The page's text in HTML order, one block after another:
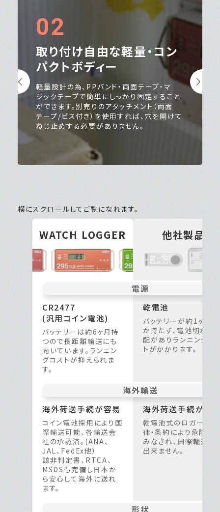
03
IP67防水機能
（NFCタイプ）
NFCタイプは、標準でIP67防水規格に準
拠。粉塵が内部に侵入せず、水深1メートル
の水中に30分間つけても機器に影響を受け
ません。NFCタイプをご利用頂くことで様々
な環境での測定をサポートします。
横にスクロールしてご覧になれます。
他社製品
乾電池
バッテリーが約1ヶ月し
か持たず、電池切れの
配がありランニングコ
トがかかります。
海外荷送手続が困
乾電池式のロガーは法
律・条約により危険物
みなされ、国際輸送が
出来ません。
WATCH LOGGER
CR2477
(汎用コイン電池)
バッテリーは約6ヶ月持
つので長距離輸送にも
向いています。ランニン
グコストが抑えられま
す。
電源
海外荷送手続が容易
コイン電池採用により国
際輸送可能、各輸送会
社の承認済。(ANA、
JAL、FedEx他）
該非判定書、RTCA、
MSDSも完備し日本か
ら安心して海外に送れ
ます。
海外輸送
形状